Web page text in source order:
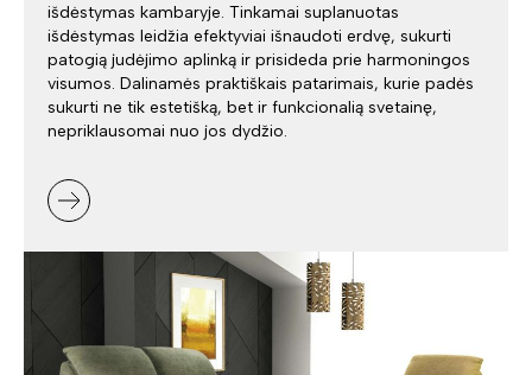
išdėstymas kambaryje. Tinkamai suplanuotas
išdėstymas leidžia efektyviai išnaudoti erdvę, sukurti
patogią judėjimo aplinką ir prisideda prie harmoningos
visumos. Dalinamės praktiškais patarimais, kurie padės
sukurti ne tik estetišką, bet ir funkcionalią svetainę,
nepriklausomai nuo jos dydžio.